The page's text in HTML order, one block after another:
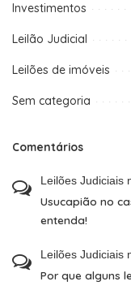
Investimentos
Leilão Judicial
Leilões de imóveis
Sem categoria
Comentários
Leilões Judiciais
Usucapião no
entenda!
Leilões Judiciais
Por que alguns